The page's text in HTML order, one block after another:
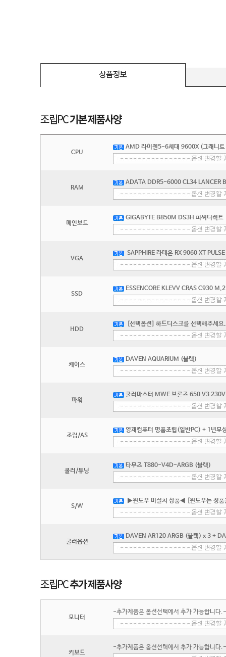
CPU
AMD 라이젠5-6세대 9600X (그래니트
RAM
ADATA DDR5-6000 CL34 LANCER
메인보드
GIGABYTE B850M DS3H 피씨디렉트
VGA
SAPPHIRE 라데온 RX 9060 XT
SSD
ESSENCORE KLEVV CRAS C930
HDD
[선택옵션] 하드디스크를 선택해주세요.
케이스
DAVEN AQUARIUM (블랙)
파워
쿨러마스터 MWE 브론즈 650 V3
조립/AS
영재컴퓨터 명품조립(일반PC) + 1년무
쿨러/튜닝
타무즈 T880-V4D-ARGB (블랙)
S/W
▶윈도우 미설치 상품◀ [윈도우는 정
쿨러옵션
DAVEN AR120 ARGB (블랙) x 3 +
모니터
-추가제품은 옵션선택에서 추가 가능합니다.-
키보드
-추가제품은 옵션선택에서 추가 가능합니다.-